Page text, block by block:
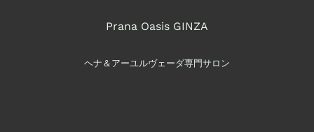
Prana Oasis GINZA
ヘナ＆アーユルヴェーダ専門サロン